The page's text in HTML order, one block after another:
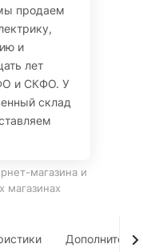
продаем
и
лет
и СКФО. У
склад
магазина и
магазинах
Дополнительно